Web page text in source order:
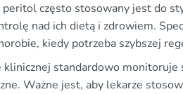
często stosowany jest do
nad ich dietą i zdrowiem.
kiedy potrzeba szybszej
standardowo monitoruje
Ważne jest, aby lekarze